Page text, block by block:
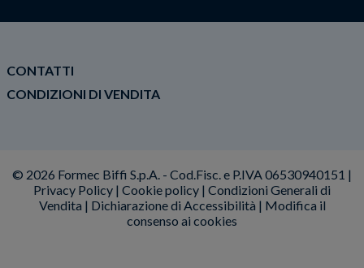
CONTATTI
CONDIZIONI DI VENDITA
© 2026 Formec Biffi S.p.A. - Cod.Fisc. e P.IVA 06530940151 |
Privacy Policy | Cookie policy | Condizioni Generali di
Vendita | Dichiarazione di Accessibilità | Modifica il
consenso ai cookies